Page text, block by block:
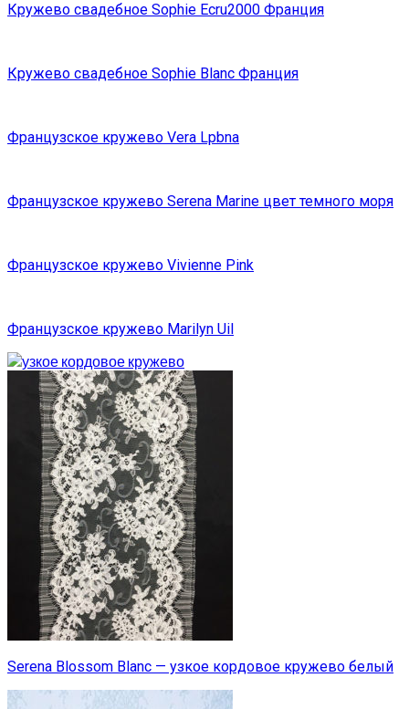
Кружево свадебное Sophie Ecru2000 Франция
Кружево свадебное Sophie Blanc Франция
Французское кружево Vera Lpbna
Французское кружево Serena Marine цвет темного моря
Французское кружево Vivienne Pink
Французское кружево Marilyn Uil
Serena Blossom Blanc — узкое кордовое кружево белый